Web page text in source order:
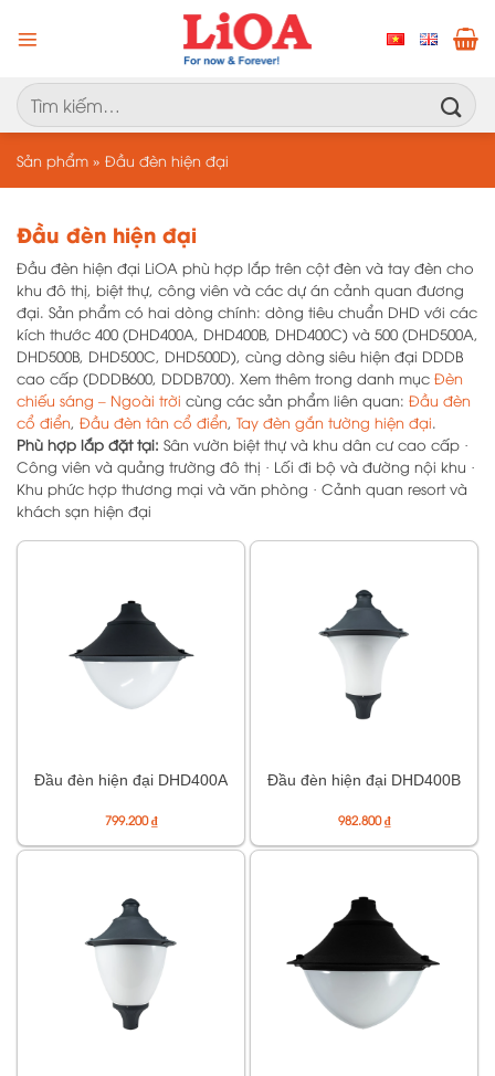
đến
Tìm
kiếm:
Sản phẩm » Đầu đèn hiện đại
Đầu đèn hiện đại
Đầu đèn hiện đại LiOA phù hợp lắp trên cột đèn và tay đèn cho
khu đô thị, biệt thự, công viên và các dự án cảnh quan đương
đại. Sản phẩm có hai dòng chính: dòng tiêu chuẩn DHD với các
kích thước 400 (DHD400A, DHD400B, DHD400C) và 500 (DHD500A,
DHD500B, DHD500C, DHD500D), cùng dòng siêu hiện đại DDDB
cao cấp (DDDB600, DDDB700). Xem thêm trong danh mục Đèn
chiếu sáng – Ngoài trời cùng các sản phẩm liên quan: Đầu đèn
cổ điển, Đầu đèn tân cổ điển, Tay đèn gắn tường hiện đại.
Phù hợp lắp đặt tại: Sân vườn biệt thự và khu dân cư cao cấp ·
Công viên và quảng trường đô thị · Lối đi bộ và đường nội khu ·
Khu phức hợp thương mại và văn phòng · Cảnh quan resort và
khách sạn hiện đại
Đầu đèn hiện đại DHD400A
799.200₫
Đầu đèn hiện đại DHD400B
982.800₫